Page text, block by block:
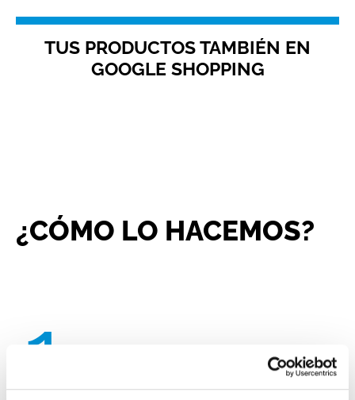
TUS PRODUCTOS TAMBIÉN EN
GOOGLE SHOPPING
¿CÓMO LO HACEMOS?
1.